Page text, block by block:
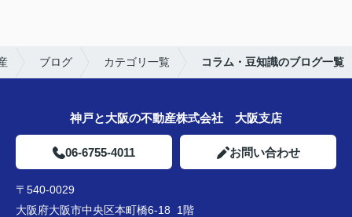
ブログ カテゴリ一覧 コラム・豆知識のブログ一覧
神戸と大阪の不動産株式会社 大阪支店
06-6755-4011 お問い合わせ
〒540-0029
大阪府大阪市中央区本町橋6-18 1階